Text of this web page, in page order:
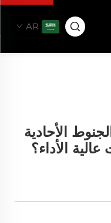
AR
الأحادية
الأداء؟